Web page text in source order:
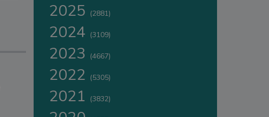
2025 (2881)
2024 (3109)
2023 (4667)
2022 (5305)
2021 (3832)